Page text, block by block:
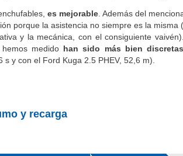
es mejorable. Además del
porque la asistencia no siempre es la
y la mecánica, con el consiguiente
medido han sido más bien discretas
y con el Ford Kuga 2.5 PHEV, 52,6 m).
y recarga